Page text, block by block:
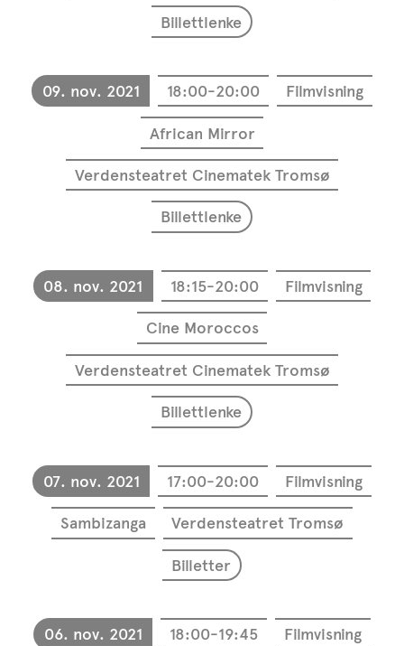
Billettlenke
09. nov. 2021 18:00-20:00 Filmvisning
African Mirror
Verdensteatret Cinematek Tromsø
Billettlenke
08. nov. 2021 18:15-20:00 Filmvisning
Cine Moroccos
Verdensteatret Cinematek Tromsø
Billettlenke
07. nov. 2021 17:00-20:00 Filmvisning
Sambizanga Verdensteatret Tromsø
Billetter
06. nov. 2021 18:00-19:45 Filmvisning